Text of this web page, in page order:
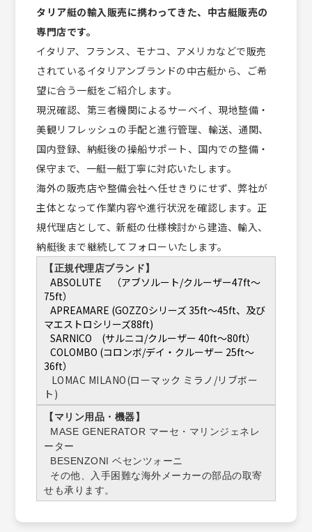
タリア艇の輸入販売に携わってきた、中古艇販売の
専門店です。
イタリア、フランス、モナコ、アメリカなどで販売
されているイタリアンブランドの中古艇から、ご希
望に合う一艇をご紹介します。
現況確認、第三者機関によるサーベイ、現地整備・
美観リフレッシュの手配と進行管理、輸送、通関、
国内登録、納艇後の操船サポート、国内での整備・
保守まで、一艇一艇丁寧に対応いたします。
海外の販売店や整備会社へ任せきりにせず、弊社が
主体となって作業内容や進行状況を確認します。正
規代理店として、新艇の仕様検討から建造、輸入、
納艇後まで継続してフォローいたします。
【正規代理店ブランド】
ABSOLUTE （アブソルート/クルーザー47ft〜
75ft）
APREAMARE (GOZZOシリーズ 35ft〜45ft、及び
マエストロシリーズ88ft)
SARNICO (サルニコ/クルーザー 40ft〜80ft）
COLOMBO (コロンボ/デイ・クルーザー 25ft〜
36ft）
LOMAC MILANO(ローマック ミラノ/リブボー
ト)
【マリン用品・機器】
MASE GENERATOR マーセ・マリンジェネレ
ーター
BESENZONI ベセンツォーニ
その他、入手困難な海外メーカーの部品の取寄
せも承ります。